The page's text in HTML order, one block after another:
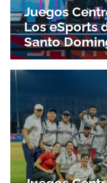
Juegos
Los eSports
Santo